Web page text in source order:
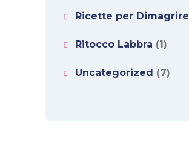
Ricette per Dimagrire
Ritocco Labbra (1)
Uncategorized (7)